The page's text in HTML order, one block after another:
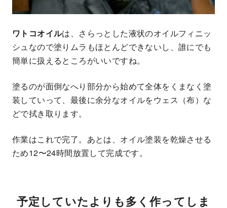
ワトコオイルは、さらっとした液状のオイルフィニッ
シュなので塗りムラもほとんどできないし、誰にでも
簡単に扱えるところがいいですね。
塗るのが面倒なへり部分から始めて全体をくまなく塗
装していって、最後に余分なオイルをウェス（布）な
どで拭き取ります。
作業はこれで完了。あとは、オイル塗装を乾燥させる
ため12〜24時間放置して完成です。
予定していたよりも多く作ってしま